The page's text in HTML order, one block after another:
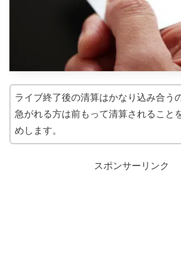
ライブ終了後の清算はかなり込み合う
急がれる方は前もって清算されること
めします。
スポンサーリンク